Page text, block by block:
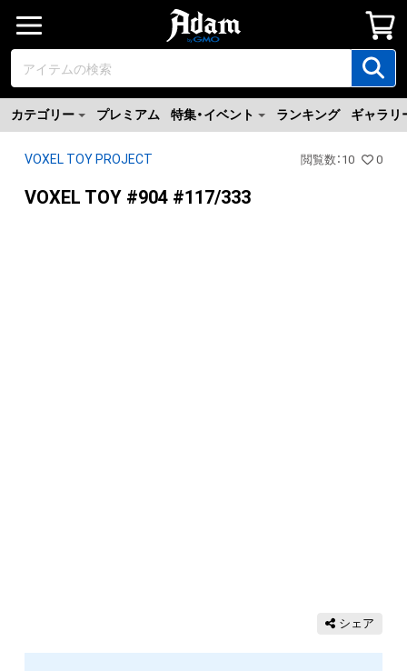
カテゴリー プレミアム 特集・イベント ランキング ギャラリ
VOXEL TOY PROJECT 閲覧数 ： 10 0
VOXEL TOY #904 #117/333
シェア